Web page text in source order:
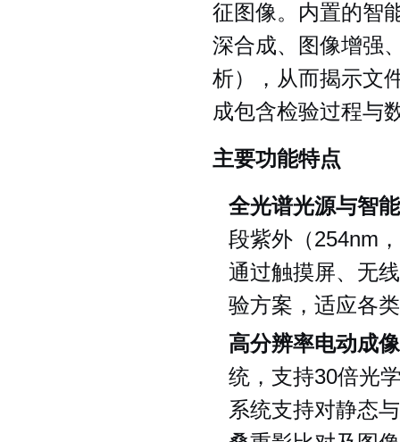
征图像。内置的智
深合成、图像增强
析），从而揭示文
成包含检验过程与
主要功能特点
全光谱光源与智
段紫外（254nm
通过触摸屏、无
验方案，适应各
高分辨率电动成
统，支持30倍光
系统支持对静态